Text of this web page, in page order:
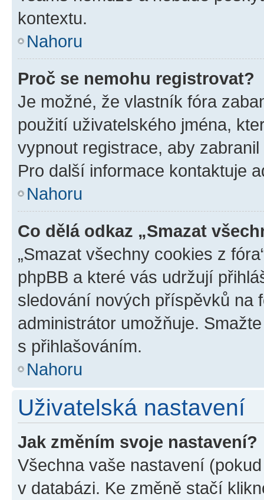
kontextu.
Nahoru
Proč se nemohu registrovat?
Je možné, že vlastník fóra
použití uživatelského jména,
vypnout registrace, aby
Pro další informace kontaktuje
Nahoru
Co dělá odkaz „Smazat
„Smazat všechny cookies z
phpBB a které vás udržují
sledování nových příspěvků na
administrátor umožňuje.
s přihlašováním.
Nahoru
Uživatelská nastavení
Jak změním svoje nastavení?
Všechna vaše nastavení
v databázi. Ke změně stačí